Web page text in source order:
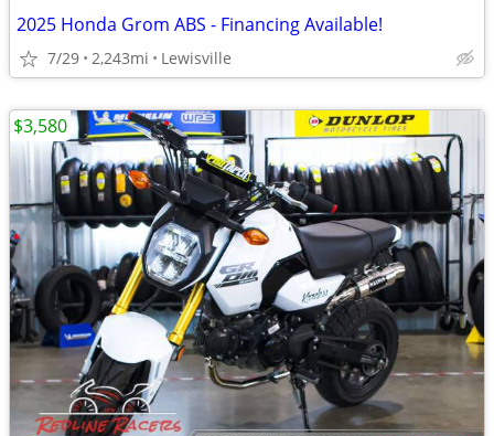
2025 Honda Grom ABS - Financing Available!
7/29 2,243mi Lewisville
$3,580